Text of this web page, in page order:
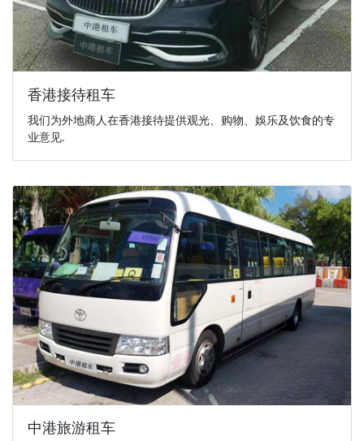
香港接待租车
我们为外地商人在香港接待提供观光、购物、娛乐及饮食的专
业意见.
中港旅游租车